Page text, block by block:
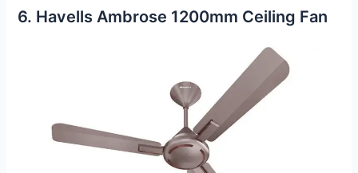
6. Havells Ambrose 1200mm Ceiling Fan